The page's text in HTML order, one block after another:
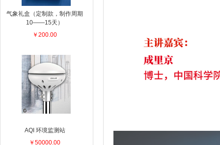
气象礼盒（定制款，制作周期
10——15天）
￥200.00
AQI 环境监测站
￥50000.00